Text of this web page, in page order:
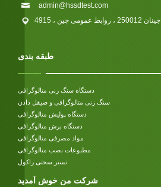
admin@hssdtest.com
طبقه بندی
دستگاه سنگ زنی متالوگرافی
سنگ زنی متالوگرافی و صیقل دادن
دستگاه پولیش متالوگرافی
دستگاه برش متالوگرافی
مواد مصرفی متالوگرافی
مطبوعات نصب متالوگرافی
تستر سختی راکول
شرکت من خوش آمدید